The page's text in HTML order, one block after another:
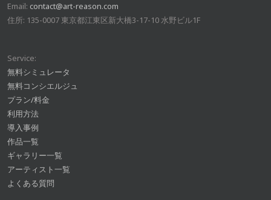
Email: contact@art-reason.com
住所: 135-0007 東京都江東区新大橋3-17-10 水野ビル1F
Service:
無料シミュレータ
無料コンシエルジュ
プラン/料金
利用方法
導入事例
作品一覧
ギャラリー一覧
アーティスト一覧
よくある質問